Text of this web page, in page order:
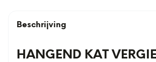
Beschrijving
HANGEND KAT